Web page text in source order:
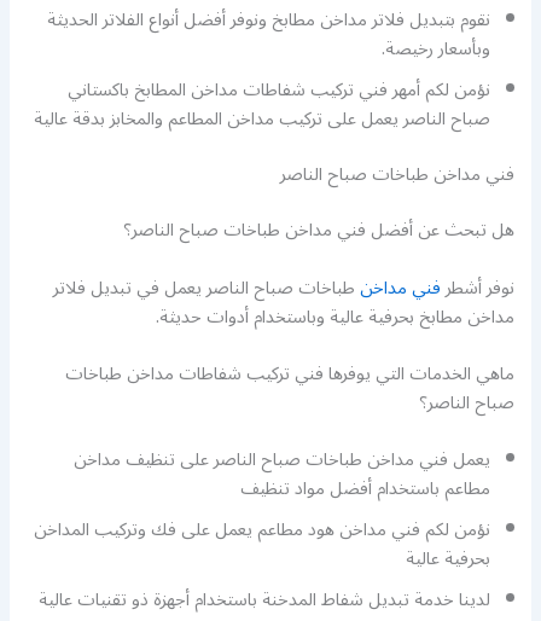
نقوم بتبديل فلاتر مداخن مطابخ ونوفر أفضل أنواع الفلاتر الحديثة
وبأسعار رخيصة.
نؤمن لكم أمهر فني تركيب شفاطات مداخن المطابخ باكستاني
صباح الناصر يعمل على تركيب مداخن المطاعم والمخابز بدقة عالية
فني مداخن طباخات صباح الناصر
هل تبحث عن أفضل فني مداخن طباخات صباح الناصر؟
نوفر أشطرفني مداخنطباخات صباح الناصر يعمل في تبديل فلاتر
مداخن مطابخ بحرفية عالية وباستخدام أدوات حديثة.
ماهي الخدمات التي يوفرها فني تركيب شفاطات مداخن طباخات
صباح الناصر؟
يعمل فني مداخن طباخات صباح الناصر على تنظيف مداخن
مطاعم باستخدام أفضل مواد تنظيف
نؤمن لكم فني مداخن هود مطاعم يعمل على فك وتركيب المداخن
بحرفية عالية
لدينا خدمة تبديل شفاط المدخنة باستخدام أجهزة ذو تقنيات عالية